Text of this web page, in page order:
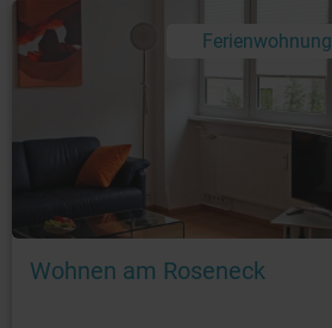
Ferienwohnung
Wohnen am Roseneck